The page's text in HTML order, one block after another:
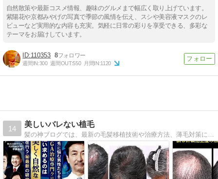
自然散策や最新コスメ情報、趣味のグルメまで幅広く取り上げています。
紫陽花や京都みやげの写真で季節の風情を伝え、スシや美容液マスクのレ
ビューなど実用的な内容も充実。気軽に日常の彩りを享受できる、多彩な
テーマをお届けしています。
110353 8
週間IN:300 週間OUT:550 月間IN:1120
14
美しいバレない植毛